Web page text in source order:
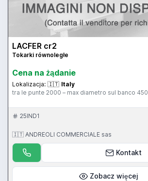
LACFER cr2
Tokarki równoległe
Cena na żądanie
Lokalizacja: 🇮🇹 Italy
tra le punte 2000 – max diametro sul banco 450
25IND1
🇮🇹 ANDREOLI COMMERCIALE sas
Kontakt
Zobacz więcej